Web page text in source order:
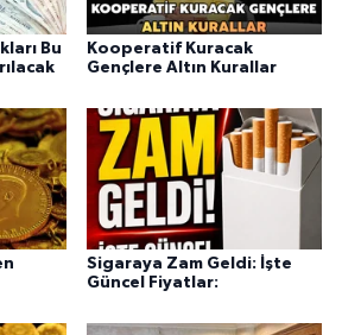
Bu
Kooperatif Kuracak
Gençlere Altın Kurallar
Sigaraya Zam Geldi: İşte
Güncel Fiyatlar: